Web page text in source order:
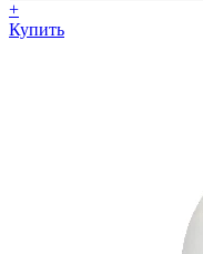
+
Купить